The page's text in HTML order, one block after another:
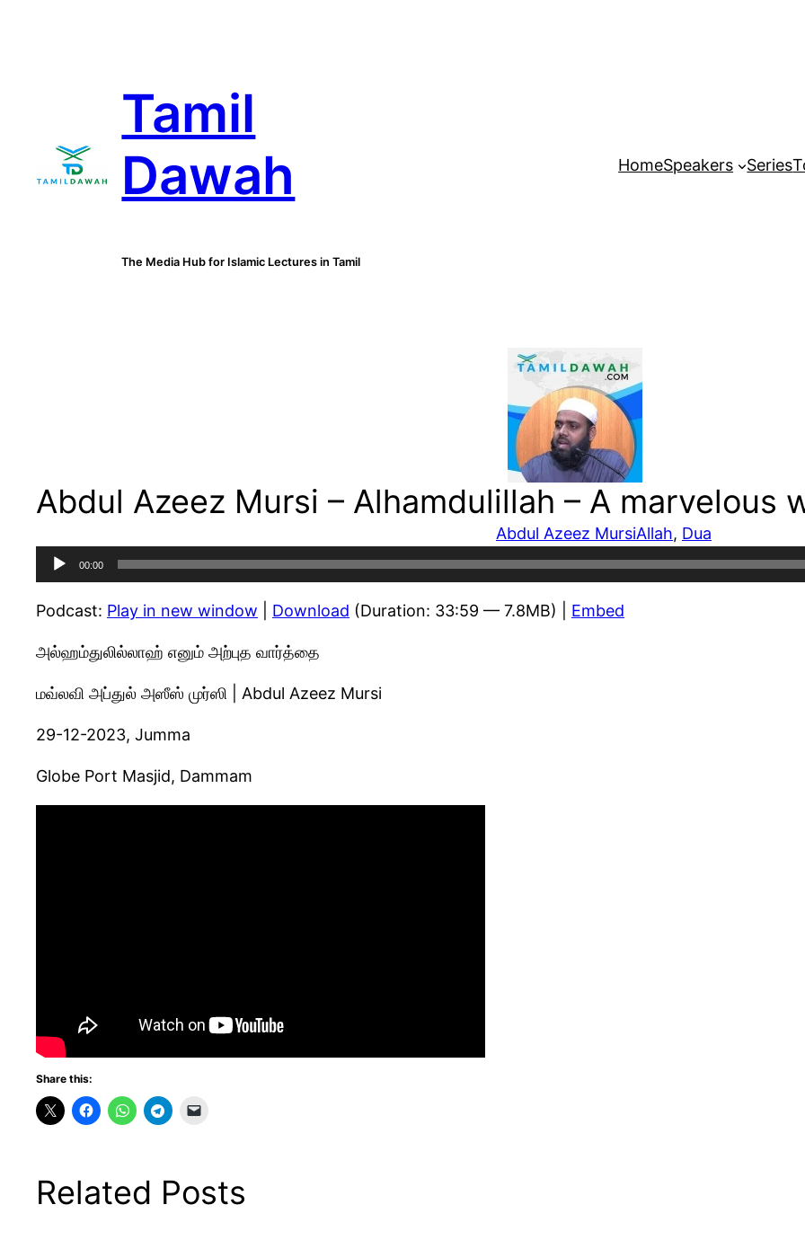
Tamil
Dawah
The Media Hub for Islamic Lectures in Tamil
HomeSpeakers Series
Abdul Azeez Mursi – Alhamdulillah – A marvelous
Abdul Azeez MursiAllah, Dua
Audio
Player
00:00
Podcast: Play in new window Download (Duration: 33:59 — 7.8MB) | Embed
அல்ஹம்துலில்லாஹ் எனும் அற்புத வார்த்தை
மவ்லவி அப்துல் அஸீஸ் முர்ஸி | Abdul Azeez Mursi
29-12-2023, Jumma
Globe Port Masjid, Dammam
Share this:
Related Posts